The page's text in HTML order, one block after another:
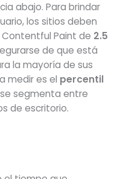
abajo. Para brindar
los sitios deben
Paint de 2.5
de que está
la mayoría de sus
medir es el percentil
segmenta entre
de escritorio.